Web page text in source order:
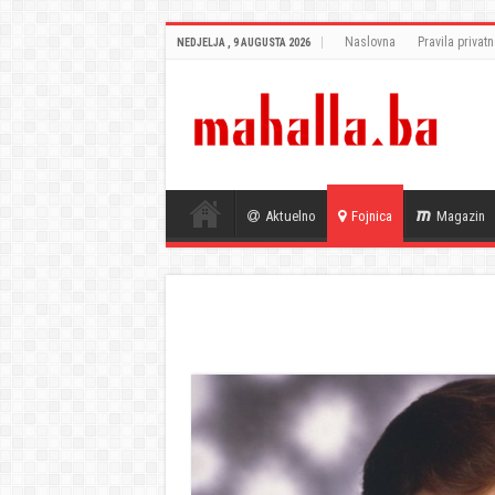
NEDJELJA , 9 AUGUSTA 2026 Naslovna Pravila
Aktuelno Fojnica Magazin